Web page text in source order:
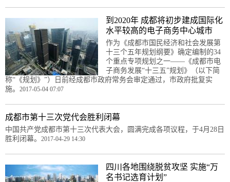
到2020年 成都将初步建成国际化
水平较高的电子商务中心城市
作为《成都市国民经济和社会发展第
十三个五年规划纲要》确定编制的34
个重点专项规划之一——《成都市电
子商务发展“十三五”规划》（以下简
称“《规划》”）日前经成都市政府常务会审定通过，市政府批复实
施。 2017-05-04 07:07
成都市第十三次党代会胜利闭幕
中国共产党成都市第十三次代表大会，圆满完成各项议程，于4月28日
胜利闭幕。 2017-04-29 14:30
四川各地围绕脱贫攻坚 实施“万
名书记选育计划”